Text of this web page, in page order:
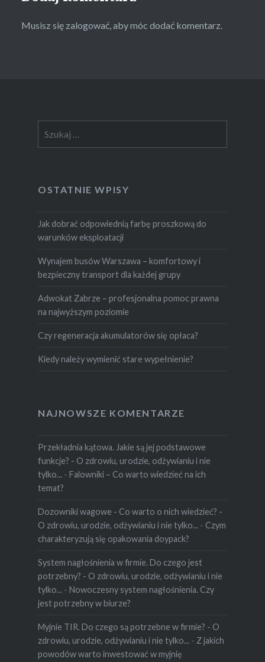
Musisz się zalogować, aby móc dodać komentarz.
OSTATNIE WPISY
Jak dobrać odpowiednią farbę proszkową do
warunków eksploatacji
Wynajem busów Warszawa – komfortowy i
bezpieczny transport dla każdej grupy
Adwokat Zabrze – profesjonalna pomoc prawna
na najwyższym poziomie
Czy regeneracja akumulatorów się opłaca?
Kiedy należy wymienić stare wypełnienie?
NAJNOWSZE KOMENTARZE
Przekładnia kątowa. Jakie są jej podstawowe
funkcje? - O zdrowiu, urodzie, odżywianiu i nie
tylko... - Falowniki – Co warto wiedzieć na ich
temat?
Dozowniki wagowe - Co warto o nich wiedzieć? -
O zdrowiu, urodzie, odżywianiu i nie tylko... - Czym
charakteryzują się opakowania doypack?
System nagłośnienia w firmie. Do czego jest
potrzebny? - O zdrowiu, urodzie, odżywianiu i nie
tylko... - Nowoczesny system nagłośnienia. Czy
jest potrzebny w biurze?
Myjnie TIR. Do czego są potrzebne w firmie? - O
zdrowiu, urodzie, odżywianiu i nie tylko... - Z jakich
powodów warto inwestować w myjnię